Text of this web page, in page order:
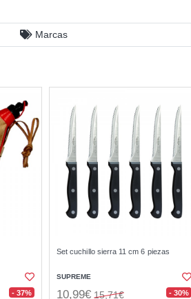
Marcas
- 37%
Set cuchillo sierra 11 cm 6 piezas
SUPREME
10,99€ 15,71€ - 30%